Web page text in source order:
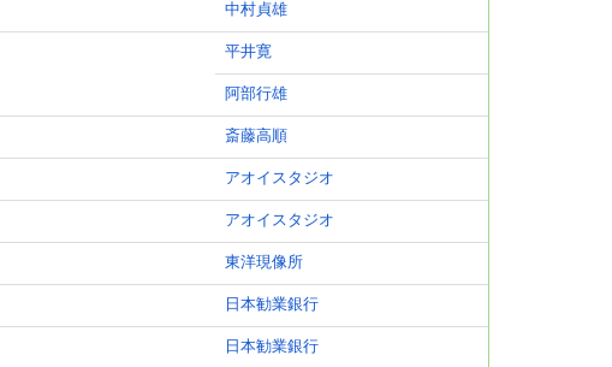
中村貞雄
平井寛
阿部行雄
斎藤高順
アオイスタジオ
アオイスタジオ
東洋現像所
日本勧業銀行
日本勧業銀行